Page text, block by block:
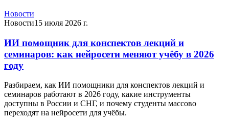
Новости
Новости15 июля 2026 г.
ИИ помощник для конспектов лекций и
семинаров: как нейросети меняют учёбу в 2026
году
Разбираем, как ИИ помощники для конспектов лекций и
семинаров работают в 2026 году, какие инструменты
доступны в России и СНГ, и почему студенты массово
переходят на нейросети для учёбы.